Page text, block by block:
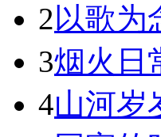
2以歌为
3烟火日
4山河岁